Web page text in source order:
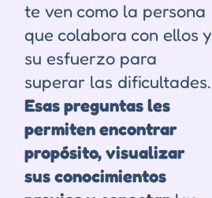
te ven como la persona
que colabora con ellos y
su esfuerzo para
superar las dificultades.
Esas preguntas les
permiten encontrar
propósito, visualizar
sus conocimientos